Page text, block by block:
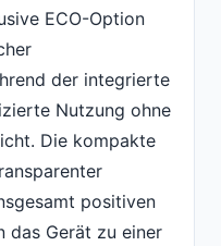
ECO-Option
der integrierte
Nutzung ohne
Die kompakte
positiven
das Gerät zu einer